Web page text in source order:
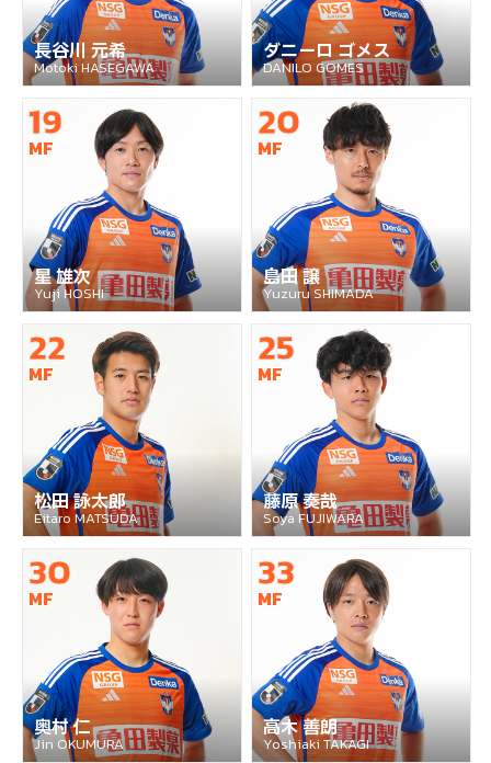
長谷川 元希
Motoki HASEGAWA
ダニーロ ゴメス
DANILO GOMES
19
MF
星 雄次
Yuji HOSHI
20
MF
島田 譲
Yuzuru SHIMADA
22
MF
松田 詠太郎
Eitaro MATSUDA
25
MF
藤原 奏哉
Soya FUJIWARA
30
MF
奥村 仁
Jin OKUMURA
33
MF
高木 善朗
Yoshiaki TAKAGI